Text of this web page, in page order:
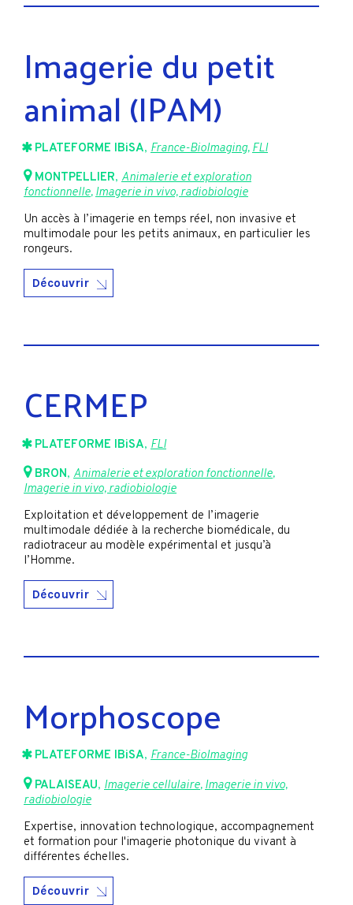
Imagerie du petit
animal (IPAM)
PLATEFORME IBiSA, France-BioImaging,FLI
MONTPELLIER, Animalerie et exploration
fonctionnelle,Imagerie in vivo, radiobiologie
Un accès à l’imagerie en temps réel, non invasive et
multimodale pour les petits animaux, en particulier les
rongeurs.
Découvrir
CERMEP
PLATEFORME IBiSA, FLI
BRON, Animalerie et exploration fonctionnelle,
Imagerie in vivo, radiobiologie
Exploitation et développement de l’imagerie
multimodale dédiée à la recherche biomédicale, du
radiotraceur au modèle expérimental et jusqu’à
l’Homme.
Découvrir
Morphoscope
PLATEFORME IBiSA, France-BioImaging
PALAISEAU, Imagerie cellulaire, Imagerie in vivo,
radiobiologie
Expertise, innovation technologique, accompagnement
et formation pour l'imagerie photonique du vivant à
différentes échelles.
Découvrir